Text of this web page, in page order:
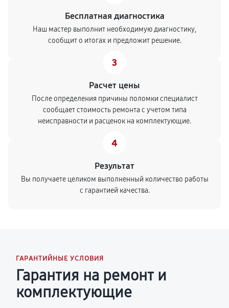
Бесплатная диагностика
Наш мастер выполнит необходимую диагностику,
сообщит о итогах и предложит решение.
3
Расчет цены
После определения причины поломки специалист
сообщает стоимость ремонта с учетом типа
неисправности и расценок на комплектующие.
4
Результат
Вы получаете целиком выполненный количество работы
с гарантией качества.
ГАРАНТИЙНЫЕ УСЛОВИЯ
Гарантия на ремонт и
комплектующие